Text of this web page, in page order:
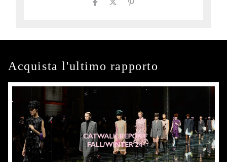
Acquista l'ultimo rapporto